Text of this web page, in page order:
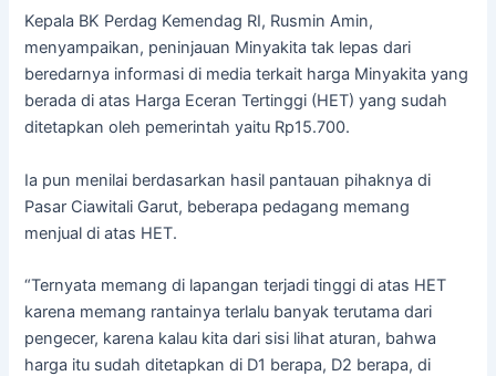
Kepala BK Perdag Kemendag RI, Rusmin Amin,
menyampaikan, peninjauan Minyakita tak lepas dari
beredarnya informasi di media terkait harga Minyakita yang
berada di atas Harga Eceran Tertinggi (HET) yang sudah
ditetapkan oleh pemerintah yaitu Rp15.700.
Ia pun menilai berdasarkan hasil pantauan pihaknya di
Pasar Ciawitali Garut, beberapa pedagang memang
menjual di atas HET.
“Ternyata memang di lapangan terjadi tinggi di atas HET
karena memang rantainya terlalu banyak terutama dari
pengecer, karena kalau kita dari sisi lihat aturan, bahwa
harga itu sudah ditetapkan di D1 berapa, D2 berapa, di